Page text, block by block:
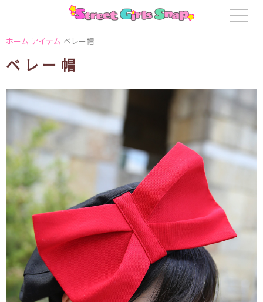
ホーム アイテム ベレー帽
ベレー帽